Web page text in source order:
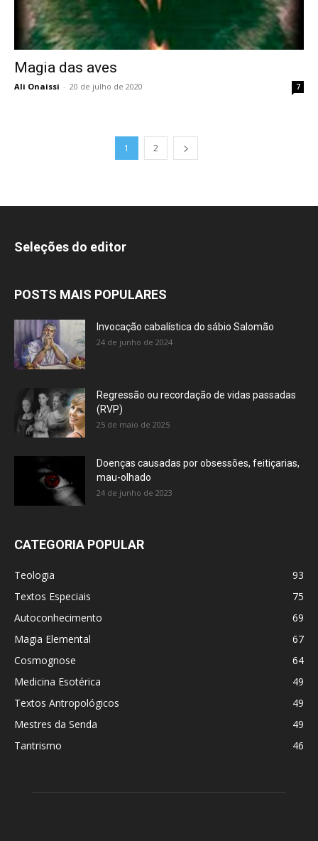
Magia das aves
Ali Onaissi - 20 de julho de 2020 7
1 2
Seleções do editor
POSTS MAIS POPULARES
Invocação cabalística do sábio Salomão
24 de junho de 2024
Regressão ou recordação de vidas passadas
(RVP)
25 de maio de 2025
Doenças causadas por obsessões, feitiçarias,
mau-olhado
24 de junho de 2023
CATEGORIA POPULAR
Teologia
93
Textos Especiais
75
Autoconhecimento
69
Magia Elemental
67
Cosmognose
64
Medicina Esotérica
49
Textos Antropológicos
49
Mestres da Senda
49
Tantrismo
46